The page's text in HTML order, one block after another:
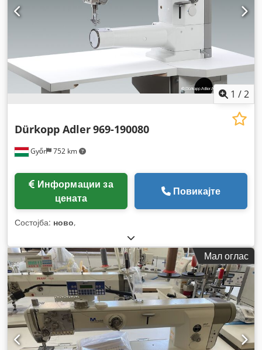
1 /2
Győr 752 km
Dürkopp Adler969-190080
цената
Повикајте
Состојба: ново,
Мал оглас